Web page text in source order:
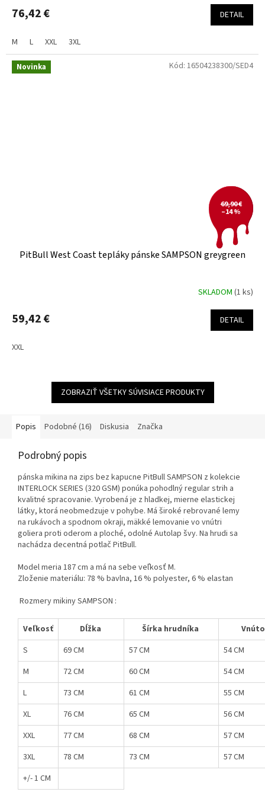
76,42 € DETAIL
M L XXL 3XL
Novinka
69,90 €
–14 %
PitBull West Coast tepláky pánske SAMPSON greygreen
SKLADOM (1 ks)
59,42 € DETAIL
XXL
Kód: 16504238300/SED4
ZOBRAZIŤ VŠETKY SÚVISIACE PRODUKTY
Popis Podobné (16) Diskusia Značka
Podrobný popis
pánska mikina na zips bez kapucne PitBull SAMPSON z kolekcie
INTERLOCK SERIES (320 GSM) ponúka pohodlný regular strih a
kvalitné spracovanie. Vyrobená je z hladkej, mierne elastickej
látky, ktorá neobmedzuje v pohybe. Má široké rebrované lemy
na rukávoch a spodnom okraji, mäkké lemovanie vo vnútri
goliera proti oderom a ploché, odolné Autolap švy. Na hrudi sa
nachádza decentná potlač PitBull.
Model meria 187 cm a má na sebe veľkosť M.
Zloženie materiálu: 78 % bavlna, 16 % polyester, 6 % elastan
Rozmery mikiny SAMPSON :
Veľkosť Dĺžka Šírka hrudníka
S
69 CM 57 CM
54 CM
M
72 CM 60 CM
54 CM
L
73 CM 61 CM
55 CM
XL
76 CM 65 CM
56 CM
XXL
77 CM 68 CM
57 CM
3XL
78 CM 73 CM
57 CM
+/- 1 CM